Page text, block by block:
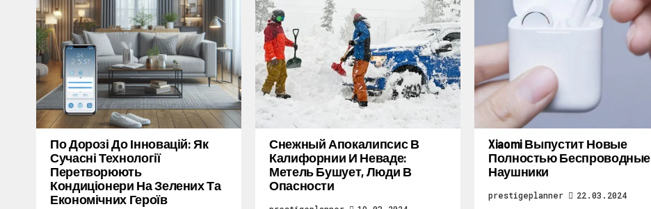
По Дорозі До Інновацій: Як
Сучасні Технології
Перетворюють
Кондиціонери На Зелених Та
Економічних Героїв
Снежный Апокалипсис В
Калифорнии И Неваде:
Метель Бушует, Люди В
Опасности
Xiaomi Выпустит Новые
Полностью Беспроводные
Наушники
prestigeplanner 22.03.2024